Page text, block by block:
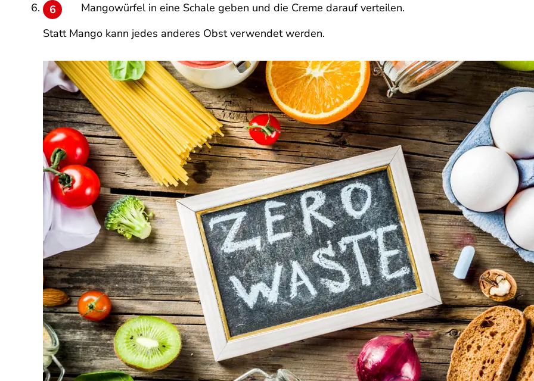
Mangowürfel in eine Schale geben und die Creme darauf verteilen.
Statt Mango kann jedes anderes Obst verwendet werden.